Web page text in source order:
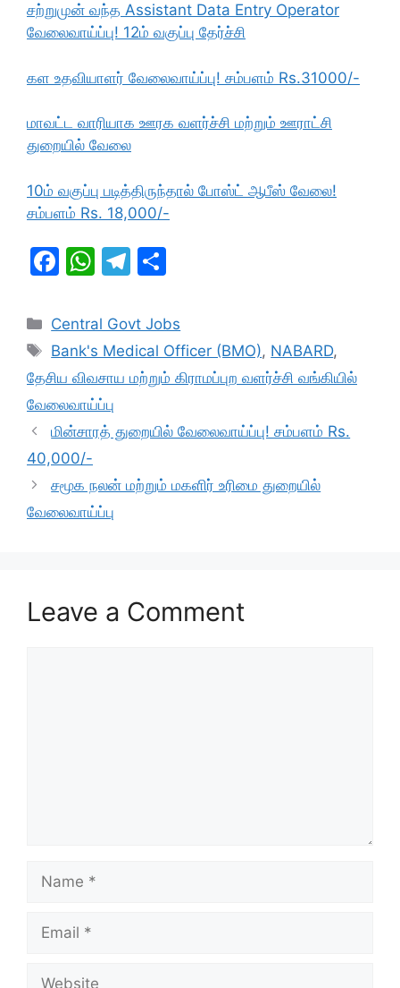
சற்றுமுன் வந்த Assistant Data Entry Operator
வேலைவாய்ப்பு! 12ம் வகுப்பு தேர்ச்சி
கள உதவியாளர் வேலைவாய்ப்பு! சம்பளம் Rs.31000/-
மாவட்ட வாரியாக ஊரக வளர்ச்சி மற்றும் ஊராட்சி
துறையில் வேலை
10ம் வகுப்பு படித்திருந்தால் போஸ்ட் ஆபீஸ் வேலை!
சம்பளம் Rs. 18,000/-
F
c
e
b
o
o
k
W
at
s
A
p
p
T
e
gr
a
ar
e
Categories
Central Govt Jobs
Tags
Bank's Medical Officer (BMO), NABARD,
தேசிய விவசாய மற்றும் கிராமப்புற வளர்ச்சி வங்கியில்
வேலைவாய்ப்பு
மின்சாரத் துறையில் வேலைவாய்ப்பு! சம்பளம் Rs.
40,000/-
சமூக நலன் மற்றும் மகளிர் உரிமை துறையில்
வேலைவாய்ப்பு
Leave a Comment
Name
Email
Website